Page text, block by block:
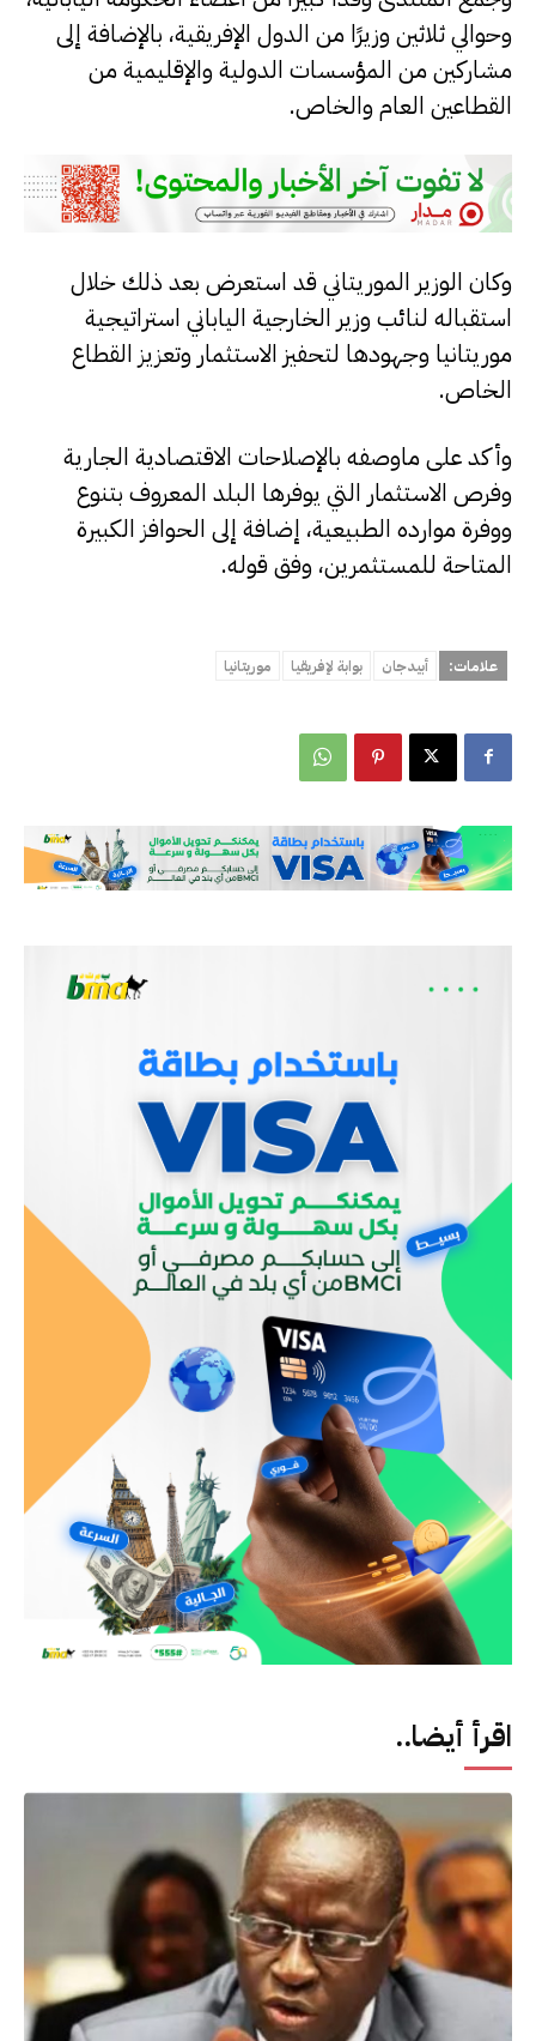
اقرأ أيضا..
وحوالي ثلاثين وزيرًا من الدول الإفريقية، بالإضافة إلى
مشاركين من المؤسسات الدولية والإقليمية من
القطاعين العام والخاص.
وكان الوزير الموريتاني قد استعرض بعد ذلك خلال
استقباله لنائب وزير الخارجية الياباني استراتيجية
موريتانيا وجهودها لتحفيز الاستثمار وتعزيز القطاع
الخاص.
وأكد على ماوصفه بالإصلاحات الاقتصادية الجارية
وفرص الاستثمار التي يوفرها البلد المعروف بتنوع
ووفرة موارده الطبيعية، إضافة إلى الحوافز الكبيرة
المتاحة للمستثمرين، وفق قوله.
علامات: أبيدجان بوابة لإفريقيا موريتانيا